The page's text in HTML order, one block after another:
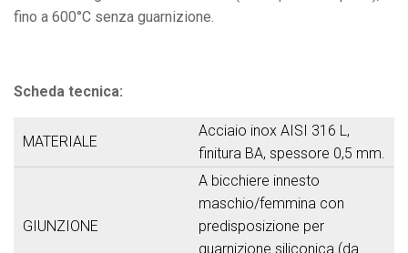
fino a 600°C senza guarnizione.
Scheda tecnica:
MATERIALE
Acciaio inox AISI 316 L,
finitura BA, spessore 0,5 mm.
GIUNZIONE
A bicchiere innesto
maschio/femmina con
predisposizione per
guarnizione siliconica (da